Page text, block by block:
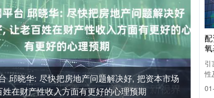
邱晓华: 尽快把房地产问题解决好, 把资本市场
在财产性收入方面有更好的心理预期
引
性